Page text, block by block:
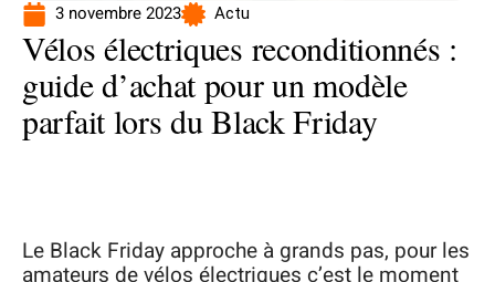
3 novembre 2023 Actu
Vélos électriques reconditionnés :
guide d’achat pour un modèle
parfait lors du Black Friday
Le Black Friday approche à grands pas, pour les
amateurs de vélos électriques c’est le moment